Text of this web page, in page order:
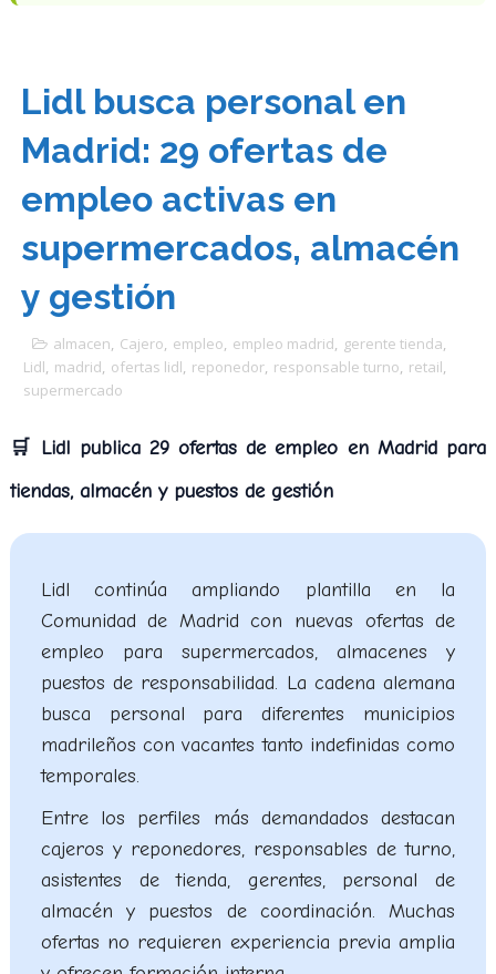
Lidl busca personal en
Madrid: 29 ofertas de
empleo activas en
supermercados, almacén
y gestión
almacen, Cajero, empleo, empleo madrid, gerente tienda,
Lidl, madrid, ofertas lidl, reponedor, responsable turno, retail,
supermercado
🛒 Lidl publica 29 ofertas de empleo en Madrid para
tiendas, almacén y puestos de gestión
Lidl continúa ampliando plantilla en la
Comunidad de Madrid con nuevas ofertas de
empleo para supermercados, almacenes y
puestos de responsabilidad. La cadena alemana
busca personal para diferentes municipios
madrileños con vacantes tanto indefinidas como
temporales.
Entre los perfiles más demandados destacan
cajeros y reponedores, responsables de turno,
asistentes de tienda, gerentes, personal de
almacén y puestos de coordinación. Muchas
ofertas no requieren experiencia previa amplia